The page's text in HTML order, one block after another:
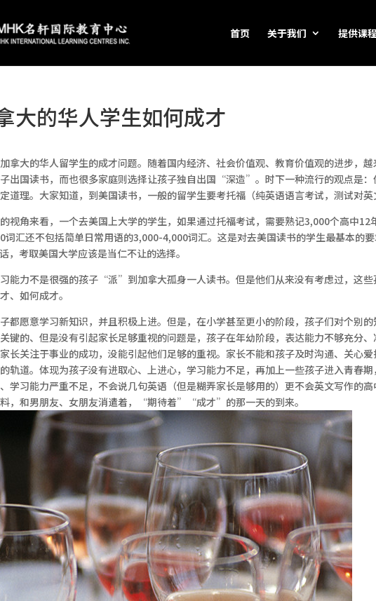
首页 关于我们 提供课
大的华人学生如何成才
拿大的华人留学生的成才问题。随着国内经济、社会价值观、教育价值观的进步，
出国读书，而也很多家庭则选择让孩子独自出国“深造”。时下一种流行的观点是
道理。大家知道，到美国读书，一般的留学生要考托福（纯英语语言考试，测试对
视角来看，一个去美国上大学的学生，如果通过托福考试，需要熟记3,000个高中
词汇还不包括简单日常用语的3,000-4,000词汇。这是对去美国读书的学生最基本的
，考取美国大学应该是当仁不让的选择。
能力不是很强的孩子“派”到加拿大孤身一人读书。但是他们从来没有考虑过，这
、如何成才。
都愿意学习新知识，并且积极上进。但是，在小学甚至更小的阶段，孩子们对个别
键的、但是没有引起家长足够重视的问题是，孩子在年幼阶段，表达能力不够充分
长关注于事业的成功，没能引起他们足够的重视。家长不能和孩子及时沟通、关心
轨道。体现为孩子没有进取心、上进心，学习能力不足，再加上一些孩子进入青春
学习能力严重不足，不会说几句英语（但是糊弄家长是够用的）更不会英文写作的
，和男朋友、女朋友消遣着，“期待着”“成才”的那一天的到来。